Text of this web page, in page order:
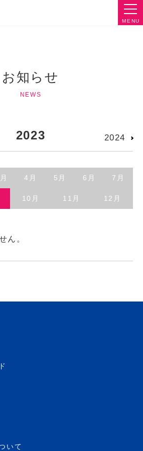
MENU
お知らせ
NEWS
2023 2024
4月 5月 6月 7月
10月 11月 12月
ん。
いて